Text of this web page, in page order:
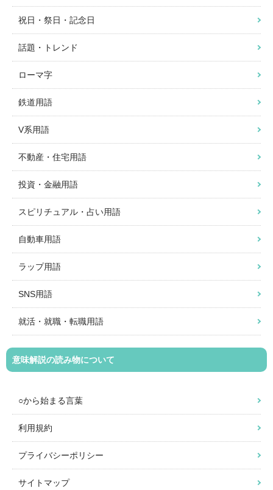
祝日・祭日・記念日
話題・トレンド
ローマ字
鉄道用語
V系用語
不動産・住宅用語
投資・金融用語
スピリチュアル・占い用語
自動車用語
ラップ用語
SNS用語
就活・就職・転職用語
意味解説の読み物について
○から始まる言葉
利用規約
プライバシーポリシー
サイトマップ